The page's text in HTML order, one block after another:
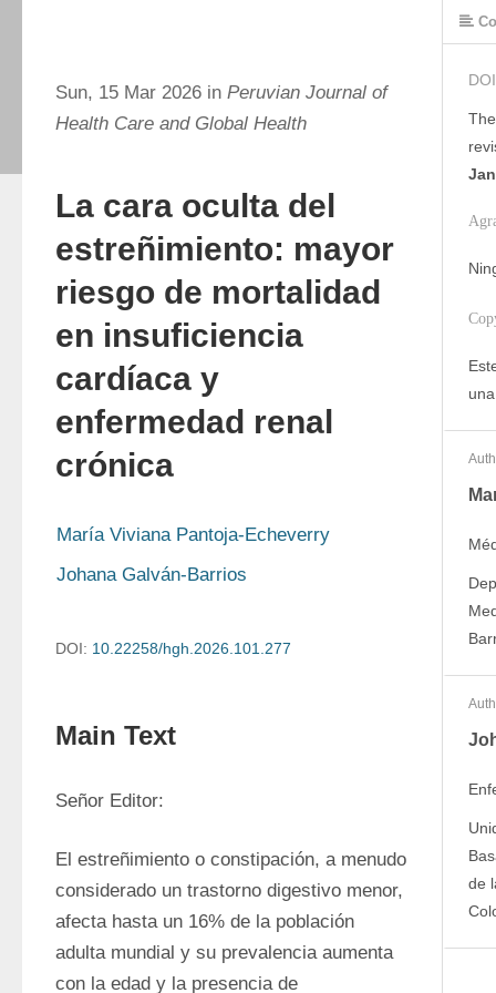
Sun, 15 Mar 2026 in Peruvian Journal of
Health Care and Global Health
La cara oculta del
estreñimiento: mayor
riesgo de mortalidad
en insuficiencia
cardíaca y
enfermedad renal
crónica
María Viviana Pantoja-Echeverry
Johana Galván-Barrios
DOI: 10.22258/hgh.2026.101.277
Main Text
Señor Editor:
El estreñimiento o constipación, a menudo
considerado un trastorno digestivo menor,
afecta hasta un 16% de la población
adulta mundial y su prevalencia aumenta
con la edad y la presencia de
DOI
de